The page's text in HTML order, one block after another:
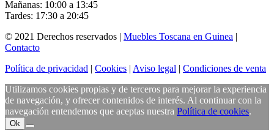
Mañanas: 10:00 a 13:45
Tardes: 17:30 a 20:45
© 2021 Derechos reservados | Muebles Toscana en Guinea |
Contacto
Política de privacidad | Cookies | Aviso legal | Condiciones de venta
Utilizamos cookies propias y de terceros para mejorar la experiencia
de navegación, y ofrecer contenidos de interés. Al continuar con la
navegación entendemos que aceptas nuestra Política de cookies.
Ok